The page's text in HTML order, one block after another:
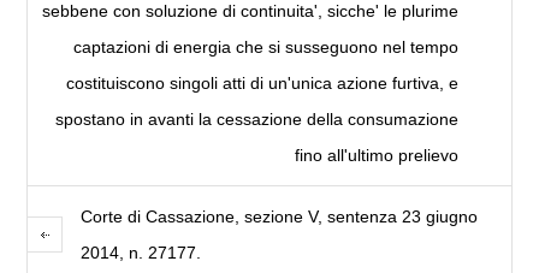
sebbene con soluzione di continuita', sicche' le plurime
captazioni di energia che si susseguono nel tempo
costituiscono singoli atti di un'unica azione furtiva, e
spostano in avanti la cessazione della consumazione
fino all'ultimo prelievo
Corte di Cassazione, sezione V, sentenza 23 giugno
2014, n. 27177.